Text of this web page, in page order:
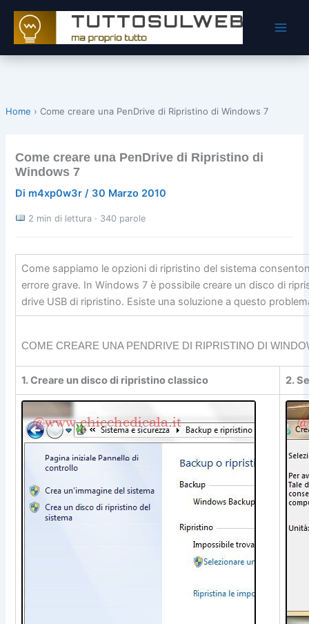
contenuto
Home › Come creare una PenDrive di Ripristino di Windows 7
Come creare una PenDrive di Ripristino di
Windows 7
Di m4xp0w3r/ 30 Marzo 2010
2 min di lettura · 340 parole
Come sappiamo le opzioni di ripristino del sistema
errore grave. In Windows 7 è possibile creare un disco di
drive USB di ripristino. Esiste una soluzione a questo
COME CREARE UNA PENDRIVE DI RIPRISTINO DI
1. Creare un disco di ripristino classico 2.